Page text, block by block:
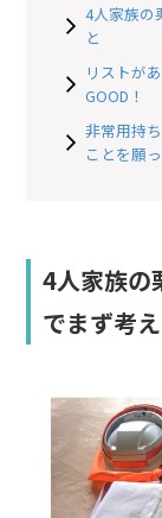
4人家族の
と
リストが
GOOD！
非常用持
ことを願
4人家族の
でまず考